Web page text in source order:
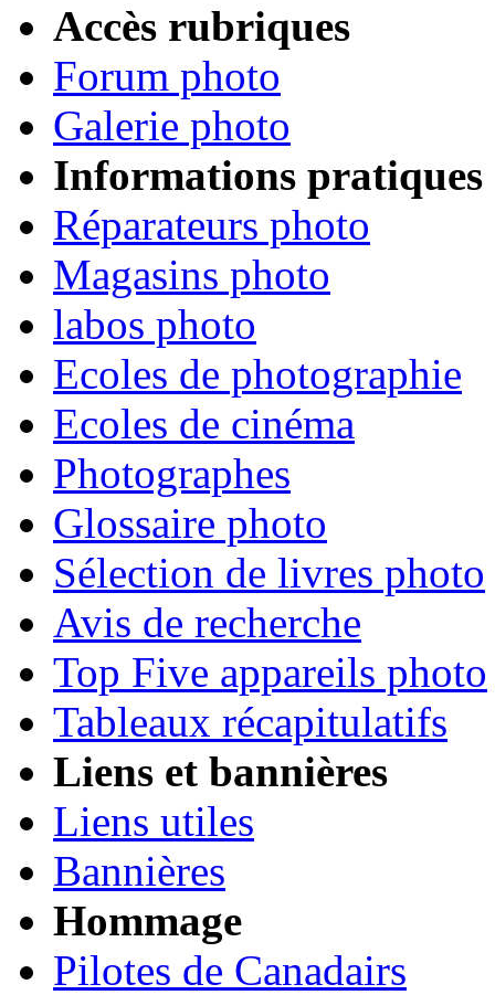
Accès rubriques
Forum photo
Galerie photo
Informations pratiques
Réparateurs photo
Magasins photo
labos photo
Ecoles de photographie
Ecoles de cinéma
Photographes
Glossaire photo
Sélection de livres photo
Avis de recherche
Top Five appareils photo
Tableaux récapitulatifs
Liens et bannières
Liens utiles
Bannières
Hommage
Pilotes de Canadairs